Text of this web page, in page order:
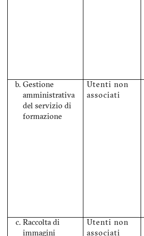
Gestione
amministrativa
del servizio di
formazione
Utenti non
associati
Raccolta di
immagini
Utenti non
associati